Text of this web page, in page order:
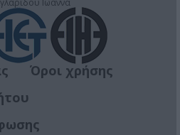
Όροι χρήσης